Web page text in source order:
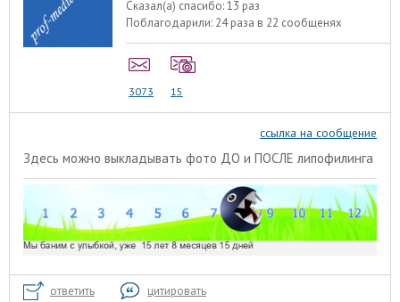
Сказал(а) спасибо:13 раз
Поблагодарили: 24 раза в 22 сообщенях
3073 15
ссылка на сообщение
Здесь можно выкладывать фото ДО и ПОСЛЕ липофилинга
ответить цитировать